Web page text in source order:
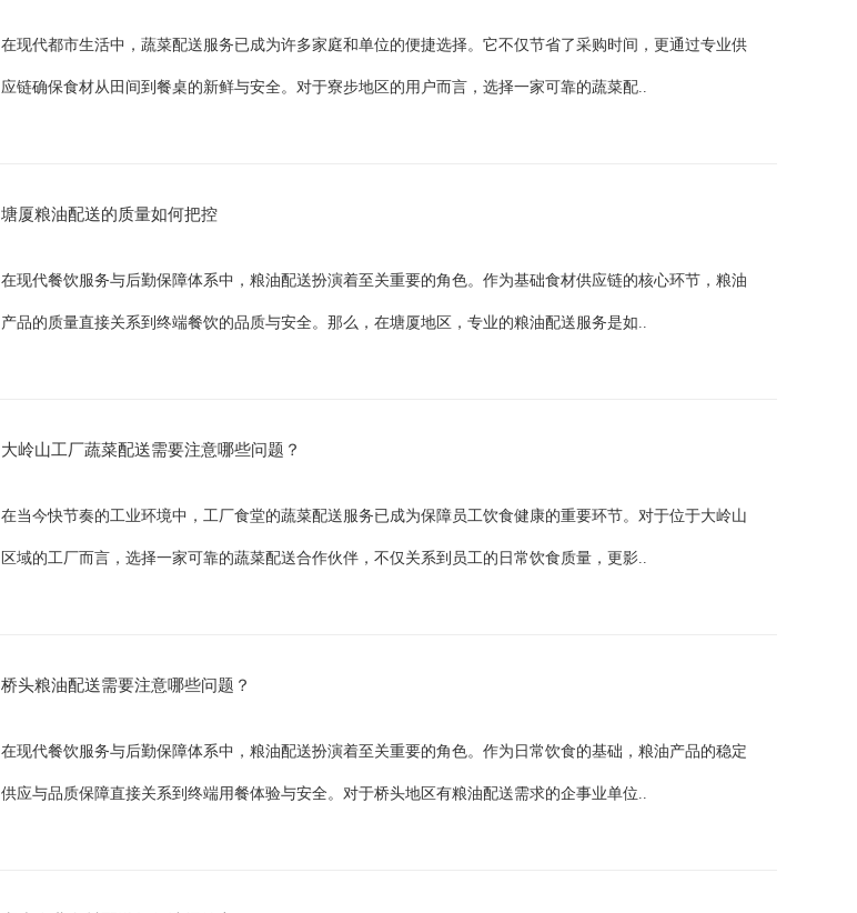
在现代都市生活中，蔬菜配送服务已成为许多家庭和单位的便捷选择。它不仅节省了采购时间，更通过专业供
应链确保食材从田间到餐桌的新鲜与安全。对于寮步地区的用户而言，选择一家可靠的蔬菜配..
塘厦粮油配送的质量如何把控
在现代餐饮服务与后勤保障体系中，粮油配送扮演着至关重要的角色。作为基础食材供应链的核心环节，粮油
产品的质量直接关系到终端餐饮的品质与安全。那么，在塘厦地区，专业的粮油配送服务是如..
大岭山工厂蔬菜配送需要注意哪些问题？
在当今快节奏的工业环境中，工厂食堂的蔬菜配送服务已成为保障员工饮食健康的重要环节。对于位于大岭山
区域的工厂而言，选择一家可靠的蔬菜配送合作伙伴，不仅关系到员工的日常饮食质量，更影..
桥头粮油配送需要注意哪些问题？
在现代餐饮服务与后勤保障体系中，粮油配送扮演着至关重要的角色。作为日常饮食的基础，粮油产品的稳定
供应与品质保障直接关系到终端用餐体验与安全。对于桥头地区有粮油配送需求的企事业单位..